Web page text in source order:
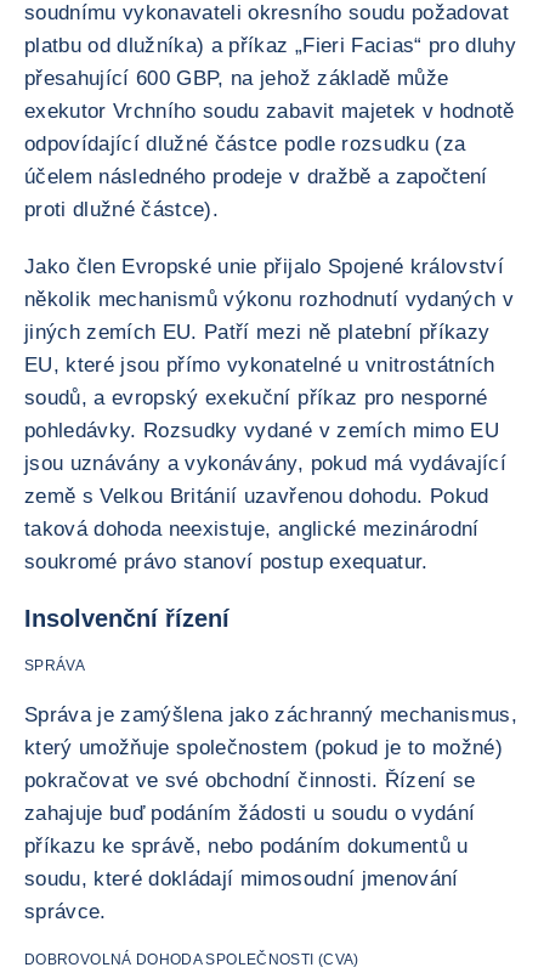
soudnímu vykonavateli okresního soudu požadovat
platbu od dlužníka) a příkaz „Fieri Facias“ pro dluhy
přesahující 600 GBP, na jehož základě může
exekutor Vrchního soudu zabavit majetek v hodnotě
odpovídající dlužné částce podle rozsudku (za
účelem následného prodeje v dražbě a započtení
proti dlužné částce).
Jako člen Evropské unie přijalo Spojené království
několik mechanismů výkonu rozhodnutí vydaných v
jiných zemích EU. Patří mezi ně platební příkazy
EU, které jsou přímo vykonatelné u vnitrostátních
soudů, a evropský exekuční příkaz pro nesporné
pohledávky. Rozsudky vydané v zemích mimo EU
jsou uznávány a vykonávány, pokud má vydávající
země s Velkou Británií uzavřenou dohodu. Pokud
taková dohoda neexistuje, anglické mezinárodní
soukromé právo stanoví postup exequatur.
Insolvenční řízení
SPRÁVA
Správa je zamýšlena jako záchranný mechanismus,
který umožňuje společnostem (pokud je to možné)
pokračovat ve své obchodní činnosti. Řízení se
zahajuje buď podáním žádosti u soudu o vydání
příkazu ke správě, nebo podáním dokumentů u
soudu, které dokládají mimosoudní jmenování
správce.
DOBROVOLNÁ DOHODA SPOLEČNOSTI (CVA)